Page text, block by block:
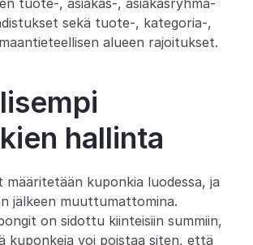
Select Language
Varaa demo
tuote-, asiakas-, asiakasryhmä-
sekä tuote-, kategoria-,
alueen rajoitukset.
hallinta
määritetään kuponkia luodessa, ja
jälkeen muuttumattomina.
on sidottu kiinteisiin summiin,
kuponkeja voi poistaa siten, että